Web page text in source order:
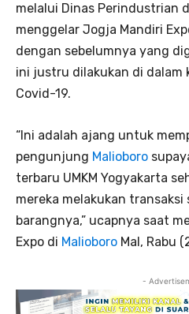
melalui Dinas Perindustrian
menggelar Jogja Mandiri
dengan sebelumnya yang
ini justru dilakukan di dalam
Covid-19.
“Ini adalah ajang untuk
pengunjung Malioboro
terbaru UMKM Yogyakarta
mereka melakukan
barangnya,” ucapnya saat
Expo di Malioboro Mal, Rabu
-